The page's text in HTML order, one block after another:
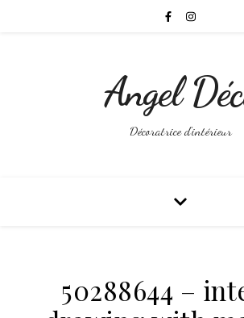
Angel
Décoratrice d'intérieur
50288644 –